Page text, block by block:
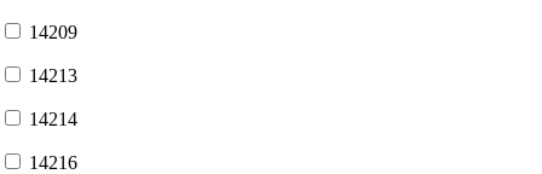
14209
14213
14214
14216